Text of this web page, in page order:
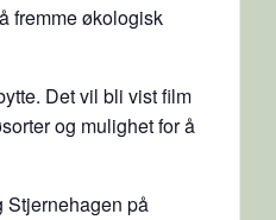
fremme økologisk
Det vil bli vist film
og mulighet for å
Stjernehagen på